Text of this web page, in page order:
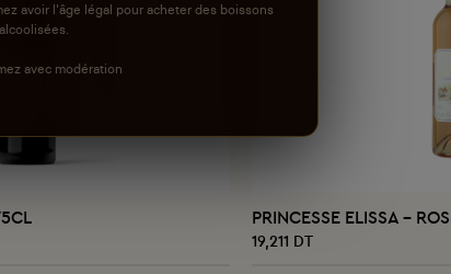
AU PANIER PRINCESSE ELISSA -
19,211 DT
avoir l'âge légal pour acheter des boissons
alcoolisées.
avec modération